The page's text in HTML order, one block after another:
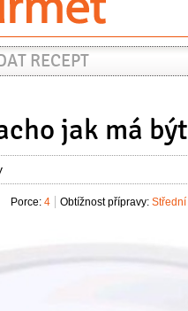
jak má být
Obtížnost přípravy: Střední
Porce: 4